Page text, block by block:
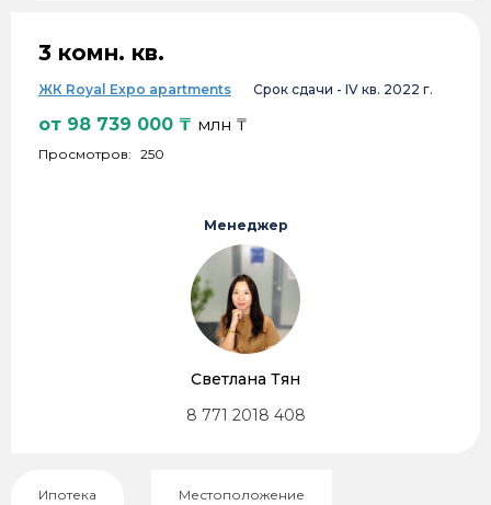
3 комн. кв.
ЖК Royal Expo apartments Срок сдачи - IV кв. 2022 г.
от 98 739 000 ₸ млн ₸
Просмотров: 250
Менеджер
Светлана Тян
8 771 2018 408
Ипотека Местоположение